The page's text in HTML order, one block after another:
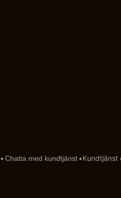
• Chatta med kundtjänst•Kundtjänst